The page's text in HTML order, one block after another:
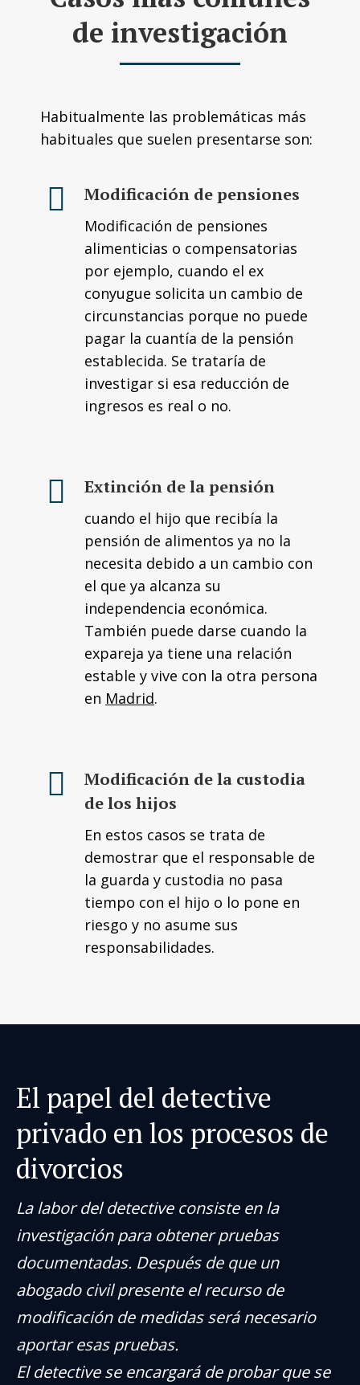
de investigación
Habitualmente las problemáticas más
habituales que suelen presentarse son:
Modificación de pensiones
Modificación de pensiones
alimenticias o compensatorias
por ejemplo, cuando el ex
conyugue solicita un cambio de
circunstancias porque no puede
pagar la cuantía de la pensión
establecida. Se trataría de
investigar si esa reducción de
ingresos es real o no.
Extinción de la pensión
cuando el hijo que recibía la
pensión de alimentos ya no la
necesita debido a un cambio con
el que ya alcanza su
independencia económica.
También puede darse cuando la
expareja ya tiene una relación
estable y vive con la otra persona
en Madrid.
Modificación de la custodia
de los hijos
En estos casos se trata de
demostrar que el responsable de
la guarda y custodia no pasa
tiempo con el hijo o lo pone en
riesgo y no asume sus
responsabilidades.
El papel del detective
privado en los procesos de
divorcios
La labor del detective consiste en la
investigación para obtener pruebas
documentadas. Después de que un
abogado civil presente el recurso de
modificación de medidas será necesario
aportar esas pruebas.
El detective se encargará de probar que se